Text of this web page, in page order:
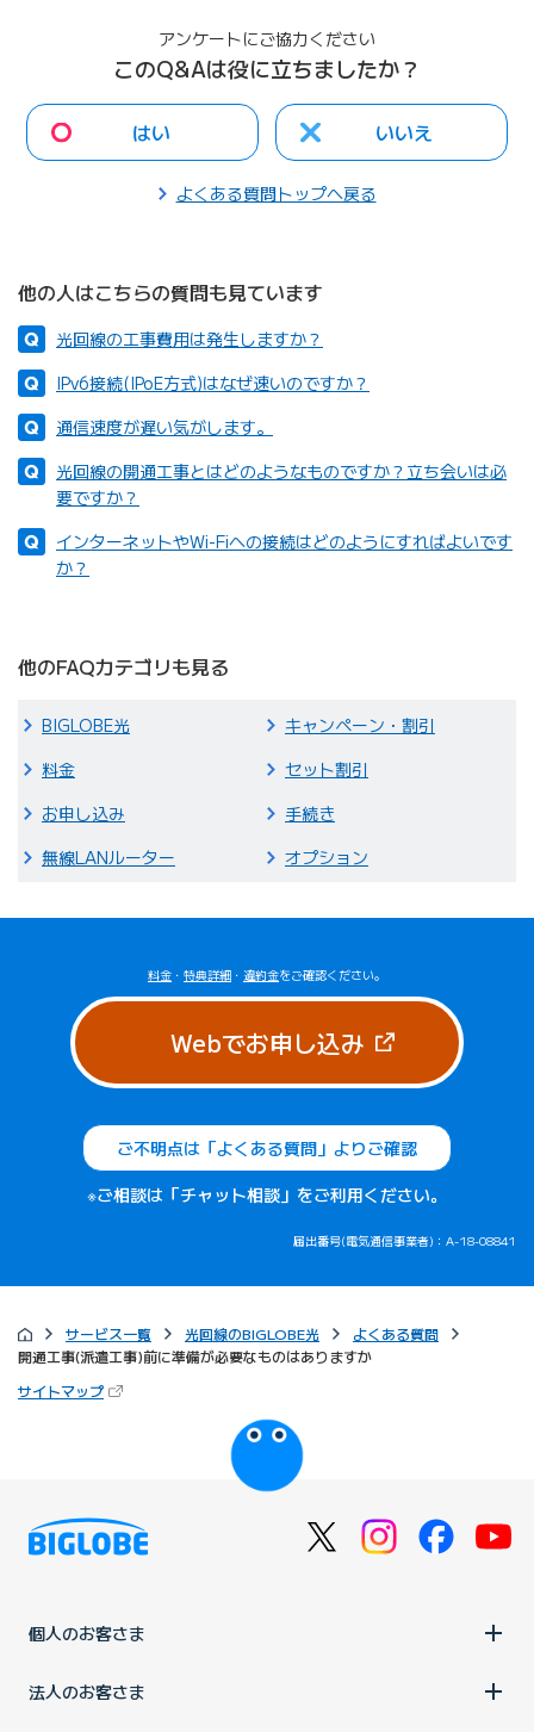
アンケートにご協力ください
このQ&Aは役に立ちましたか？
はい いいえ
よくある質問トップへ戻る
他の人はこちらの質問も見ています
光回線の工事費用は発生しますか？
IPv6接続(IPoE方式)はなぜ速いのですか？
通信速度が遅い気がします。
光回線の開通工事とはどのようなものですか？立ち会いは必
要ですか？
インターネットやWi-Fiへの接続はどのようにすればよいです
か？
他のFAQカテゴリも見る
BIGLOBE光
キャンペーン・割引
料金
セット割引
お申し込み
手続き
無線LANルーター
オプション
料金 ・ 特典詳細 ・ 違約金をご確認ください。
Webでお申し込み（新しいタブ
ご不明点は「よくある質問」よりご確認
※ご相談は「チャット相談」をご利用ください。
届出番号(電気通信事業者)：A-18-08841
サービス一覧 光回線のBIGLOBE光
よくある質問
開通工事(派遣工事)前に準備が必要なものはありますか
サイトマップ（新しいタブで開きます）
びっぷるのページ
個人のお客さま
法人のお客さま